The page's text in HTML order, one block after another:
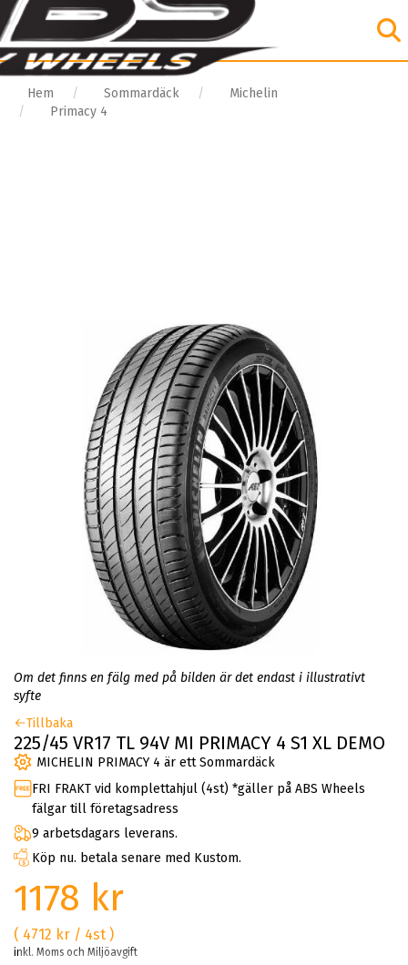
Hem Sommardäck
Michelin
Primacy 4
Om det finns en fälg med på bilden är det endast i illustrativt
syfte
Tillbaka
225/45 VR17 TL 94V MI PRIMACY 4 S1 XL DEMO
MICHELIN PRIMACY 4 är ett Sommardäck
FRI FRAKT vid komplettahjul (4st) *gäller på ABS Wheels
fälgar till företagsadress
9 arbetsdagars leverans.
Köp nu. betala senare med Kustom.
1178 kr
( 4712 kr / 4st )
inkl. Moms och Miljöavgift